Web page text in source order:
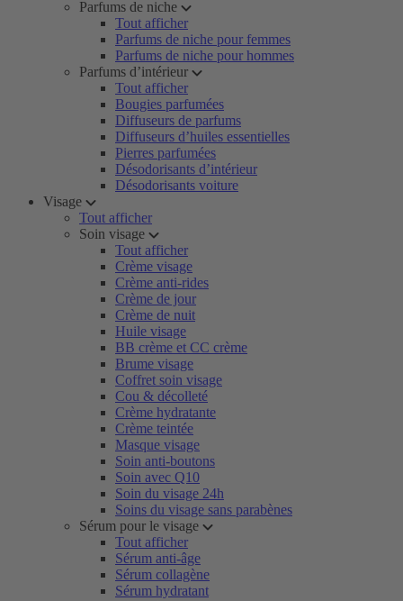
Parfums de niche
Tout afficher
Parfums de niche pour femmes
Parfums de niche pour hommes
Parfums d’intérieur
Tout afficher
Bougies parfumées
Diffuseurs de parfums
Diffuseurs d’huiles essentielles
Pierres parfumées
Désodorisants d’intérieur
Désodorisants voiture
Visage
Tout afficher
Soin visage
Tout afficher
Crème visage
Crème anti-rides
Crème de jour
Crème de nuit
Huile visage
BB crème et CC crème
Brume visage
Coffret soin visage
Cou & décolleté
Crème hydratante
Crème teintée
Masque visage
Soin anti-boutons
Soin avec Q10
Soin du visage 24h
Soins du visage sans parabènes
Sérum pour le visage
Tout afficher
Sérum anti-âge
Sérum collagène
Sérum hydratant